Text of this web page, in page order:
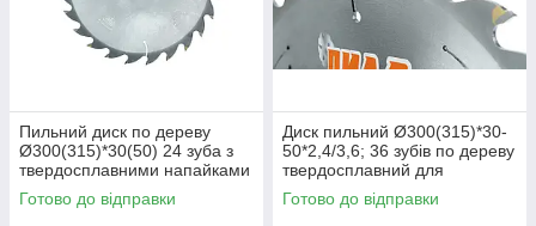
Пильний диск по дереву
Ø300(315)*30(50) 24 зуба з
твердосплавними напайками
для поздовжнього
розпилювання
Готово до відправки
Диск пильний Ø300(315)*30-
50*2,4/3,6; 36 зубів по дереву
твердосплавний для
поздовжнього розпилювання
Готово до відправки